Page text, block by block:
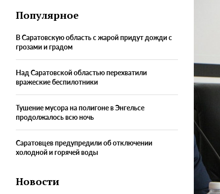
Популярное
В Саратовскую область с жарой придут дожди с
грозами и градом
Над Саратовской областью перехватили
вражеские беспилотники
Тушение мусора на полигоне в Энгельсе
продолжалось всю ночь
Саратовцев предупредили об отключении
холодной и горячей воды
Новости